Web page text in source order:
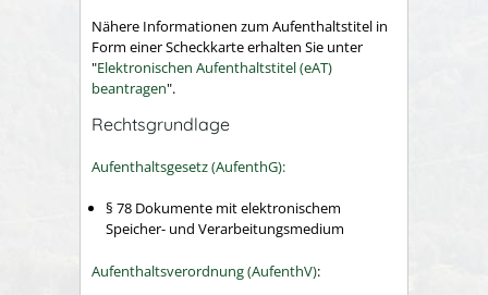
Nähere Informationen zum Aufenthaltstitel in
Form einer Scheckkarte erhalten Sie unter
"Elektronischen Aufenthaltstitel (eAT)
beantragen".
Rechtsgrundlage
Aufenthaltsgesetz (AufenthG):
§ 78 Dokumente mit elektronischem
Speicher- und Verarbeitungsmedium
Aufenthaltsverordnung (AufenthV):